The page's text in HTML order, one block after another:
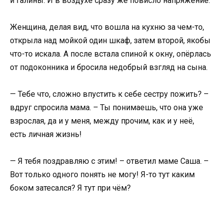
Женщина, делая вид, что вошла на кухню за чем-то,
открыла над мойкой один шкаф, затем второй, якобы
что-то искала. А после встала спиной к окну, опёрлась
от подоконника и бросила недобрый взгляд на сына.
— Тебе что, сложно впустить к себе сестру пожить? –
вдруг спросила мама. – Ты понимаешь, что она уже
взрослая, да и у меня, между прочим, как и у неё,
есть личная жизнь!
— Я тебя поздравляю с этим! – ответил маме Саша. –
Вот только одного понять не могу! Я-то тут каким
боком затесался? Я тут при чём?